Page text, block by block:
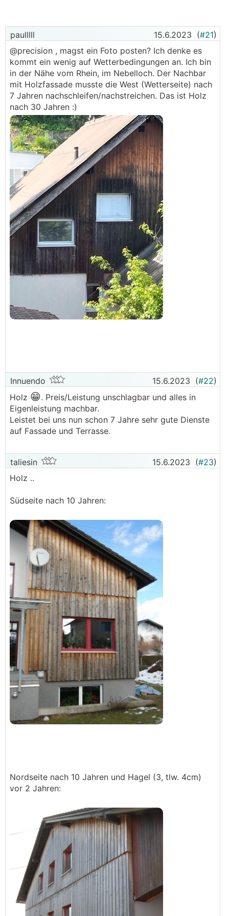
um eine Überhitzung bei hinterlüfteter Fassade
wirklich keine Gedanken machen?
Besten Dank für eure Meinungen.
paulllll 15.6.2023 (#21)
@precision , magst ein Foto posten? Ich denke es
kommt ein wenig auf Wetterbedingungen an. Ich bin
in der Nähe vom Rhein, im Nebelloch. Der Nachbar
mit Holzfassade musste die West (Wetterseite) nach
7 Jahren nachschleifen/nachstreichen. Das ist Holz
nach 30 Jahren :)
Innuendo 15.6.2023 (#22)
Holz 😁. Preis/Leistung unschlagbar und alles in
Eigenleistung machbar.
Leistet bei uns nun schon 7 Jahre sehr gute Dienste
auf Fassade und Terrasse.
taliesin 15.6.2023 (#23)
Holz ..
Südseite nach 10 Jahren:
Nordseite nach 10 Jahren und Hagel (3, tlw. 4cm)
vor 2 Jahren: